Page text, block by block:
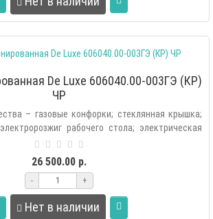
De Luxe 606040.00-003ГЭ (КР)
ЧР
– газовые конфорки; стеклянная крышка;
рабочего стола; электрическая
26 500.00 р.
- +
Нет в наличии